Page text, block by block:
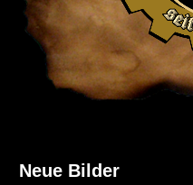
Neue Bilder